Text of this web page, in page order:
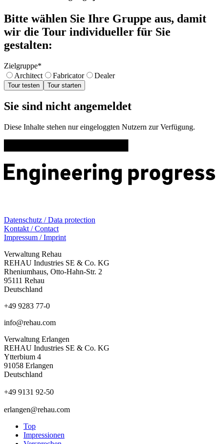
Bitte wählen Sie Ihre Gruppe aus, damit
wir die Tour individueller für Sie
gestalten:
Zielgruppe*
Architect
Fabricator Dealer
Tour testen Tour starten
Sie sind nicht angemeldet
Diese Inhalte stehen nur eingeloggten Nutzern zur Verfügung.
Datenschutz / Data protection
Kontakt / Contact
Impressum / Imprint
Verwaltung Rehau
REHAU Industries SE & Co. KG
Rheniumhaus, Otto-Hahn-Str. 2
95111 Rehau
Deutschland
+49 9283 77-0
info@rehau.com
Verwaltung Erlangen
REHAU Industries SE & Co. KG
Ytterbium 4
91058 Erlangen
Deutschland
+49 9131 92-50
erlangen@rehau.com
Top
Impressionen